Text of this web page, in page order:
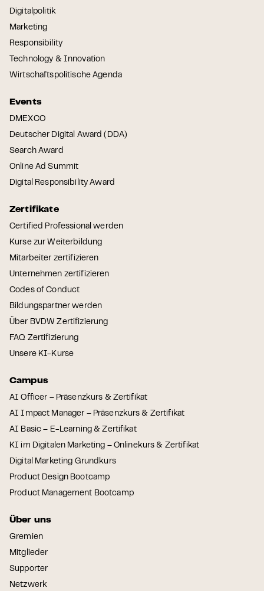
Digitalpolitik
Marketing
Responsibility
Technology & Innovation
Wirtschaftspolitische Agenda
Events
DMEXCO
Deutscher Digital Award (DDA)
Search Award
Online Ad Summit
Digital Responsibility Award
Zertifikate
Certified Professional werden
Kurse zur Weiterbildung
Mitarbeiter zertifizieren
Unternehmen zertifizieren
Codes of Conduct
Bildungspartner werden
Über BVDW Zertifizierung
FAQ Zertifizierung
Unsere KI-Kurse
Campus
AI Officer – Präsenzkurs & Zertifikat
AI Impact Manager – Präsenzkurs & Zertifikat
AI Basic – E-Learning & Zertifikat
KI im Digitalen Marketing – Onlinekurs & Zertifikat
Digital Marketing Grundkurs
Product Design Bootcamp
Product Management Bootcamp
Über uns
Gremien
Mitglieder
Supporter
Netzwerk